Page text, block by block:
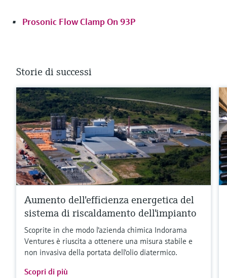
Prosonic Flow Clamp On 93P
Storie di successi
Aumento dell'efficienza energetica del
sistema di riscaldamento dell'impianto
Scoprite in che modo l'azienda chimica Indorama
Ventures è riuscita a ottenere una misura stabile e
non invasiva della portata dell'olio diatermico.
Scopri di più